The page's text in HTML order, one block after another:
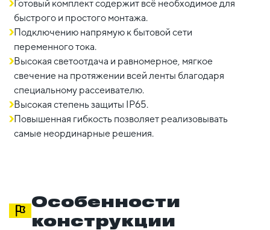
Готовый комплект содержит всё необходимое для
быстрого и простого монтажа.
Подключению напрямую к бытовой сети
переменного тока.
Высокая светоотдача и равномерное, мягкое
свечение на протяжении всей ленты благодаря
специальному рассеивателю.
Высокая степень защиты IP65.
Повышенная гибкость позволяет реализовывать
самые неординарные решения.
Особенности
конструкции